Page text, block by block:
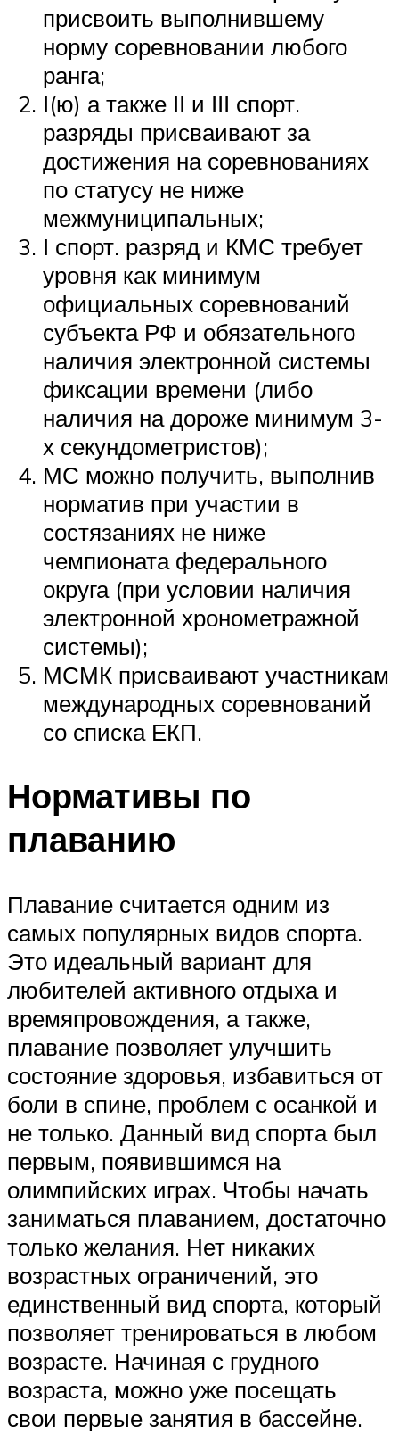
присвоить выполнившему
норму соревновании любого
ранга;
І(ю) а также ІІ и ІІІ спорт.
разряды присваивают за
достижения на соревнованиях
по статусу не ниже
межмуниципальных;
І спорт. разряд и КМС требует
уровня как минимум
официальных соревнований
субъекта РФ и обязательного
наличия электронной системы
фиксации времени (либо
наличия на дороже минимум 3-
х секундометристов);
МС можно получить, выполнив
норматив при участии в
состязаниях не ниже
чемпионата федерального
округа (при условии наличия
электронной хронометражной
системы);
МСМК присваивают участникам
международных соревнований
со списка ЕКП.
Нормативы по
плаванию
Плавание считается одним из
самых популярных видов спорта.
Это идеальный вариант для
любителей активного отдыха и
времяпровождения, а также,
плавание позволяет улучшить
состояние здоровья, избавиться от
боли в спине, проблем с осанкой и
не только. Данный вид спорта был
первым, появившимся на
олимпийских играх. Чтобы начать
заниматься плаванием, достаточно
только желания. Нет никаких
возрастных ограничений, это
единственный вид спорта, который
позволяет тренироваться в любом
возрасте. Начиная с грудного
возраста, можно уже посещать
свои первые занятия в бассейне.